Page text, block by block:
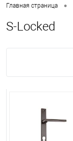
Главная страница •
S-Locked